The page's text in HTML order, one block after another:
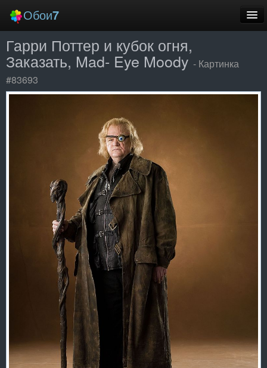
Обои7
Новые
Лучшие
Случайные
Гарри Поттер и кубок огня,
Заказать, Mad- Eye Moody- Картинка
#83693